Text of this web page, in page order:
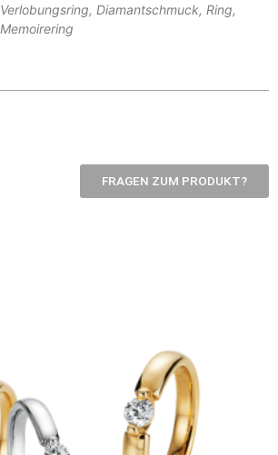
Verlobungsring, Diamantschmuck, Ring,
Memoirering
FRAGEN ZUM PRODUKT?